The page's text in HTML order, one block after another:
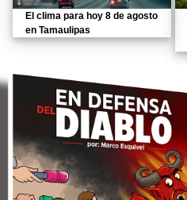
El clima para hoy 8 de agosto
en Tamaulipas